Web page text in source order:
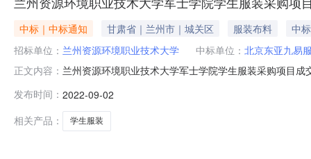
中标｜中标通知 甘肃省｜兰州市｜城关区 服装布料
中
招标单位： 兰州资源环境职业技术大学 中标单位： 北京东亚九易
正文内容： 兰州资源环境职业技术大学军士学院学生服装采购项目
交供应商：北京东亚九易服装有限公司成交金额：1086
25日五、采购单位联系人
发布时间： 2022-09-02
相关产品：
学生服装